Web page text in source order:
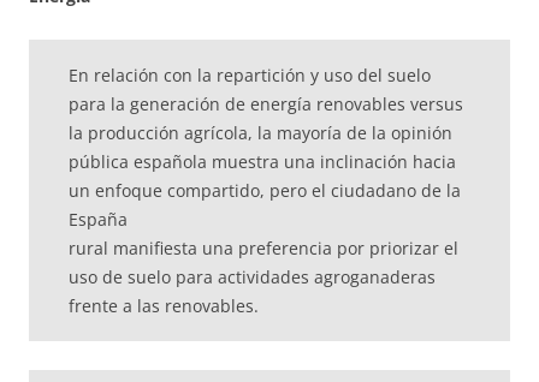
En relación con la repartición y uso del suelo
para la generación de energía renovables versus
la producción agrícola, la mayoría de la opinión
pública española muestra una inclinación hacia
un enfoque compartido, pero el ciudadano de la
España
rural manifiesta una preferencia por priorizar el
uso de suelo para actividades agroganaderas
frente a las renovables.